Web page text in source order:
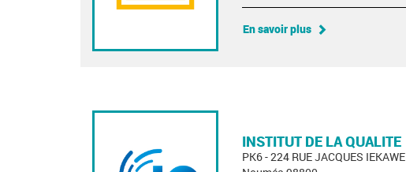
En savoir plus
INSTITUT DE LA QUALITE
PK6 - 224 RUE JACQUES IEKAWE